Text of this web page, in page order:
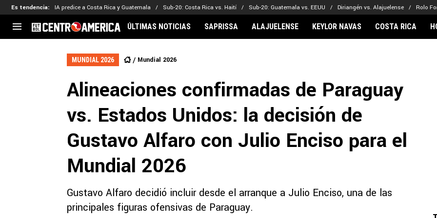
Es tendencia: IA predice a Costa Rica y Guatemala Sub-20: Costa Rica vs. Haití Sub-20: Guatemala vs. EEUU Diriangén vs. Alajuelense Rolo
CENTROAMÉRICA
El Salvador
CONCACAF
Liga de Naciones
Copa de Campeones
MLS
Kervin Arriaga
Nathaniel Méndez-Laing
Alajuelense
Comunicaciones
Olimpia
Noticias
Barcelona
ÚLTIMAS NOTICIAS SAPRISSA ALAJUELENSE KEYLOR NAVAS COSTA RICA
MUNDIAL 2026 Mundial 2026
Alineaciones confirmadas de Paraguay
vs. Estados Unidos: la decisión de
Gustavo Alfaro con Julio Enciso para el
Mundial 2026
Gustavo Alfaro decidió incluir desde el arranque a Julio Enciso, una de las
principales figuras ofensivas de Paraguay.